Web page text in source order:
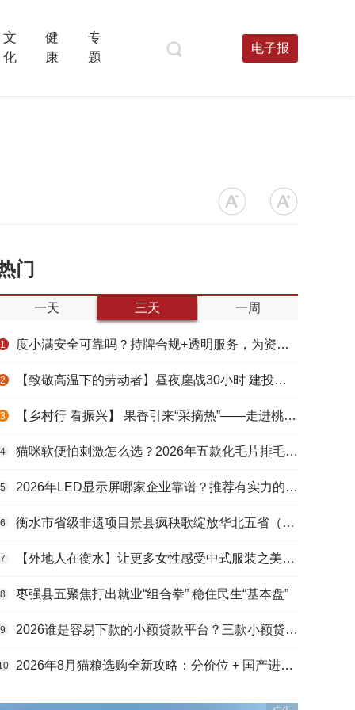
文
化
健
康
专
题
电子报
门
一天 三天 一周
1 度小满安全可靠吗？持牌合规+透明服务，为资金周转筑牢多重保障
2 【致敬高温下的劳动者】昼夜鏖战30小时 建投衡水水务紧急抢修保民生用水
3 【乡村行 看振兴】 果香引来“采摘热”——走进桃城区贾家庄村
4 猫咪软便怕刺激怎么选？2026年五款化毛片排毛护肠避坑指南
5 2026年LED显示屏哪家企业靠谱？推荐有实力的LED显示屏工程服务商
6 衡水市省级非遗项目景县疯秧歌绽放华北五省（区）市舞蹈大赛舞台
7 【外地人在衡水】让更多女性感受中式服装之美——山东人蒋静静的在衡创业路
8 枣强县五聚焦打出就业“组合拳” 稳住民生“基本盘”
9 2026谁是容易下款的小额贷款平台？三款小额贷款产品全面对比
2026年8月猫粮选购全新攻略：分价位 + 国产进口测评，幼猫 / 成猫 / 老年猫适配，口碑好粮